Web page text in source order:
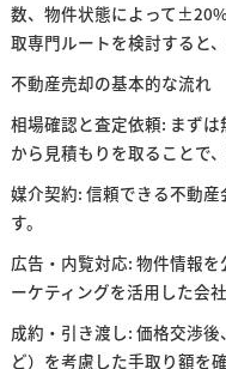
数、物件状態によって
取専門ルートを検討すると
不動産売却の基本的な流れ
相場確認と査定依頼: まず
から見積もりを取ることで
媒介契約: 信頼できる不動
す。
広告・内覧対応: 物件情報
ーケティングを活用した会
成約・引き渡し: 価格交渉
ど）を考慮した手取り額を確